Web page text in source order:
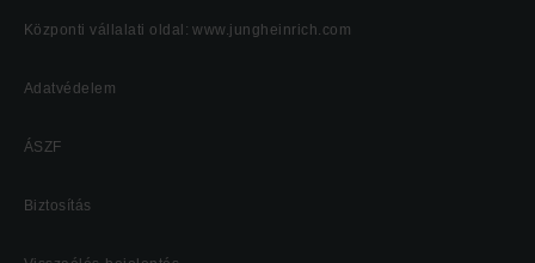
Központi vállalati oldal: www.jungheinrich.com
Adatvédelem
ÁSZF
Biztosítás